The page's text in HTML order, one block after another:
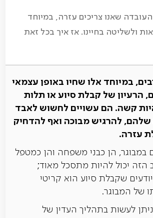
שאנו צריכים עזרה, במיוחד
ולשליטה בחיינו. אז איך בכל זאת
במיוחד אלו שחיו באופן עצמאי
הרעיון של קבלת סיוע או תלות
קשה. הם עשויים לחשוש לאבד
שלהם, להרגיש מבוכה ואף להדחיק
עזרה.
הן כבני משפחה והן כמטפל
הזה יכול להיות מתסכל מאוד;
שקבלת סיוע הוא קריטי
של המבוגר.
לעשות בתהליך העדין של